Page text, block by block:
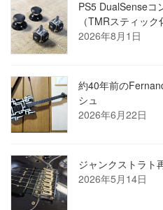
PS5 DualSenseコ
（TMRスティック
2026年8月1日
約40年前の
シュ
2026年6月22日
ジャンクストラト
2026年5月14日